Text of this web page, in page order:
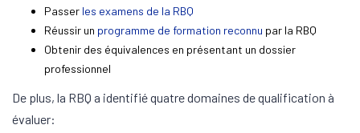
Passer les examens de la RBQ
Réussir un programme de formation reconnu par la RBQ
Obtenir des équivalences en présentant un dossier
professionnel
De plus, la RBQ a identifié quatre domaines de qualification à
évaluer: